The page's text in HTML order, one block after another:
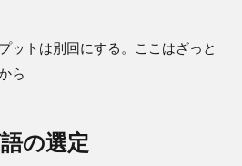
ットは別回にする。ここはざっと
ら
の選定